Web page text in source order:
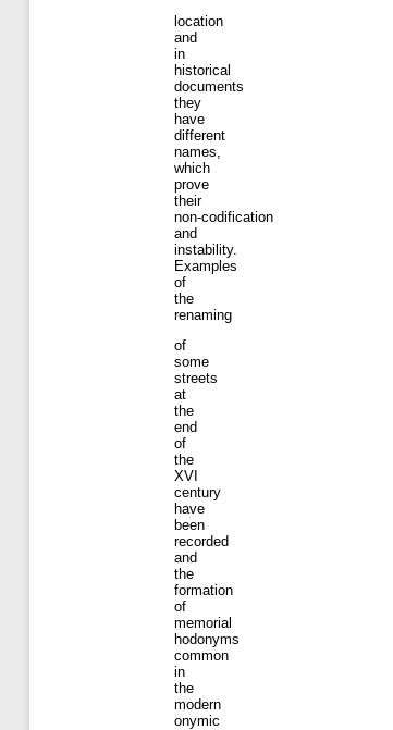
location
and
in
historical
documents
they
have
different
names,
which
prove
their
non-codification
and
instability.
Examples
of
the
renaming
of
some
streets
at
the
end
of
the
XVI
century
have
been
recorded
and
the
formation
of
memorial
hodonyms
common
in
the
modern
onymic